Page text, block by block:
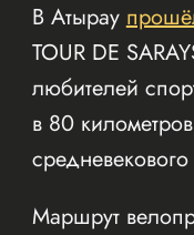
В Атырау
TOUR DE
любителей
в 80
Маршрут